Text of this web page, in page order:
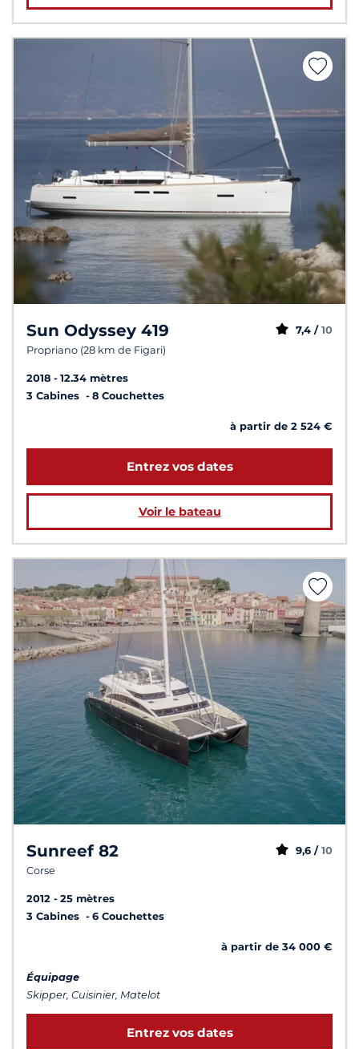
Sun Odyssey 419
Propriano (28 km de Figari)
7,4 / 10
2018
12.34 mètres
3 Cabines
8 Couchettes
à partir de 2 524 €
Entrez vos dates
Voir le bateau
Sunreef 82
Corse
9,6 / 10
2012
25 mètres
3 Cabines
6 Couchettes
à partir de 34 000 €
Équipage
Skipper, Cuisinier, Matelot
Entrez vos dates